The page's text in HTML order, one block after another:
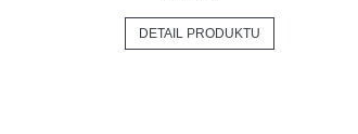
DETAIL PRODUKTU